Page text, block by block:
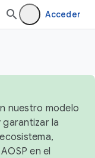
Acceder
nuestro modelo
garantizar la
en el